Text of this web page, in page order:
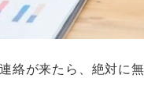
絡が来たら、絶対に